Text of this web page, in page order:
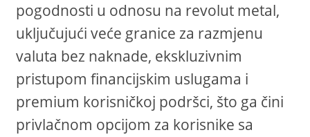
pogodnosti u odnosu na revolut metal,
uključujući veće granice za razmjenu
valuta bez naknade, ekskluzivnim
pristupom financijskim uslugama i
premium korisničkoj podršci, što ga čini
privlačnom opcijom za korisnike sa